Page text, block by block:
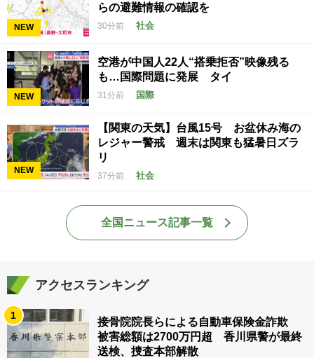
NEW
らの避難情報の確認を
30分前 社会
NEW
空港が中国人22人“搭乗拒否”映像残る
も…国際問題に発展 タイ
31分前 国際
NEW
【関東の天気】台風15号 お盆休み海の
レジャー警戒 週末は関東も猛暑日ズラ
リ
37分前 社会
全国ニュース記事一覧
アクセスランキング
1
接骨院院長らによる自動車保険金詐欺
被害総額は2700万円超 香川県警が最終
送検、捜査本部解散